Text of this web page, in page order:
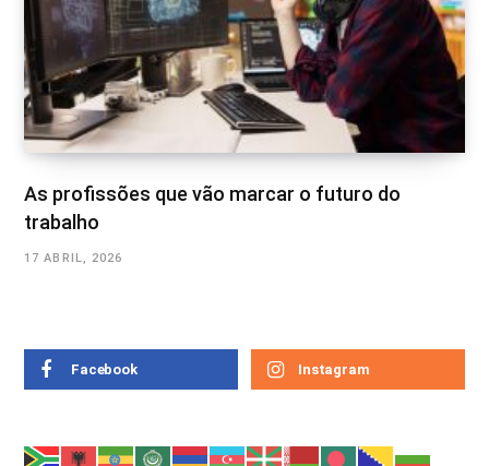
As profissões que vão marcar o futuro do
trabalho
17 ABRIL, 2026
Facebook Instagram